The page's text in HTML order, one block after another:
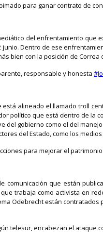
para ganar contrato de
del enfrentamiento
Dentro de ese
bien con la posición de Correa
responsable y honesta
alineado el llamado troll
político que está dentro de
gobierno como el del
del Estado, como los
para mejorar el
comunicación que están
trabaja como activista en
Odebrecht están
telesur, encabezan el ataque